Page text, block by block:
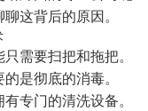
这背后的原因。
需要扫把和拖把。
是彻底的消毒。
专门的清洗设备。